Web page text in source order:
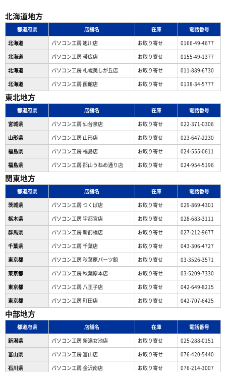
北海道地方
都道府県 店舗名 在庫
電話番号
北海道
パソコン工房 旭川店 お取り寄せ
0166-49-4677
北海道
パソコン工房 帯広店 お取り寄せ
0155-49-1377
北海道
パソコン⼯房 札幌美しが丘店 お取り寄せ
011-889-6730
北海道
パソコン工房 函館店 お取り寄せ 0138-34-5777
東北地方
都道府県 店舗名 在庫
電話番号
宮城県
パソコン工房 仙台泉店 お取り寄せ
022-371-0306
山形県
パソコン工房 山形店 お取り寄せ
023-647-2230
福島県
パソコン工房 福島店 お取り寄せ
024-555-0611
福島県
パソコン工房 郡山うねめ通り店 お取り寄せ 024-954-5196
関東地方
都道府県 店舗名 在庫
電話番号
茨城県
パソコン工房 つくば店 お取り寄せ
029-869-4301
栃木県
パソコン工房 宇都宮店 お取り寄せ
028-683-3111
群馬県
パソコン工房 新前橋店 お取り寄せ
027-212-9677
千葉県
パソコン工房 千葉店 お取り寄せ
043-306-4727
東京都
パソコン工房 秋葉原パーツ館 お取り寄せ
03-3526-3571
東京都
パソコン工房 秋葉原本店 お取り寄せ
03-5209-7330
東京都
パソコン工房 八王子店 お取り寄せ
042-649-8215
東京都
パソコン工房 町田店 お取り寄せ 042-707-6425
中部地方
都道府県 店舗名 在庫
電話番号
新潟県
パソコン工房 新潟女池店 お取り寄せ
025-288-0151
富山県
パソコン工房 富山店 お取り寄せ
076-420-5440
石川県
パソコン工房 金沢南店 お取り寄せ
076-214-3007